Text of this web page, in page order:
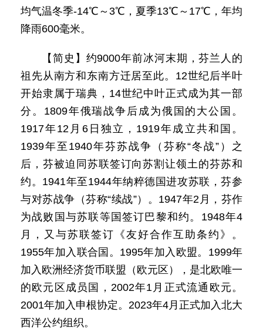
均气温冬季-14℃～3℃，夏季13℃～17℃，年均
降雨600毫米。
【简史】约9000年前冰河末期，芬兰人的
祖先从南方和东南方迁居至此。12世纪后半叶
开始隶属于瑞典，14世纪中叶正式成为其一部
分。1809年俄瑞战争后成为俄国的大公国。
1917年12月6日独立，1919年成立共和国。
1939年至1940年芬苏战争（芬称“冬战”）之
后，芬被迫同苏联签订向苏割让领土的芬苏和
约。1941年至1944年纳粹德国进攻苏联，芬参
与对苏战争（芬称“续战”）。1947年2月，芬作
为战败国与苏联等国签订巴黎和约。1948年4
月，又与苏联签订《友好合作互助条约》。
1955年加入联合国。1995年加入欧盟。1999年
加入欧洲经济货币联盟（欧元区），是北欧唯一
的欧元区成员国，2002年1月正式流通欧元。
2001年加入申根协定。2023年4月正式加入北大
西洋公约组织。